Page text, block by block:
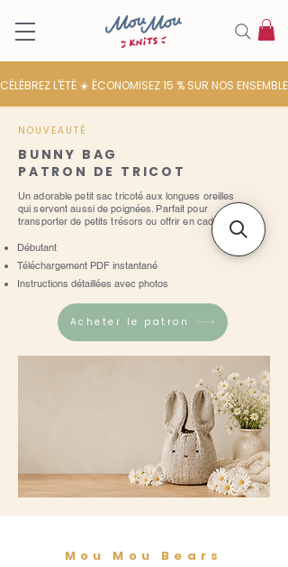
CÉLÉBREZ L'ÉTÉ ☀️ ÉCONOMISEZ 15 % SUR NOS
NOUVEAUTÉ
BUNNY BAG
PATRON DE TRICOT
Un adorable petit sac tricoté aux longues oreilles
qui servent aussi de poignées. Parfait pour
transporter de petits trésors ou offrir en cadeau.
Débutant
Téléchargement PDF instantané
Instructions détaillées avec photos
Acheter le patron
Mou Mou Bears